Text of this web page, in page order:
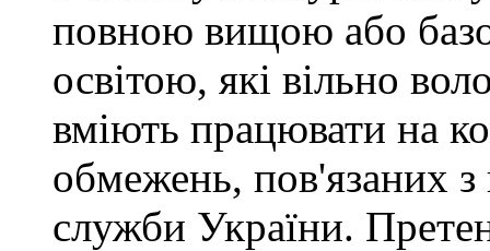
повною вищою або
освітою, які вільно
вміють працювати на
обмежень, пов'язаних
служби України.